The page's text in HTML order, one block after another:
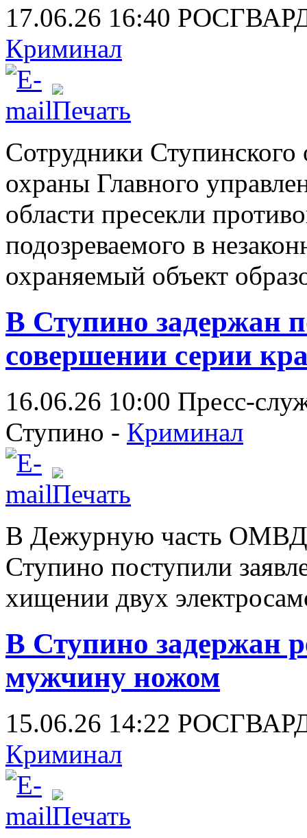
17.06.26 16:40
Криминал
Сотрудники Ступинского
охраны Главного
области пресекли
подозреваемого в
охраняемый объект
В Ступино задержан
совершении серии
16.06.26 10:00 Пресс-
Ступино - Криминал
В Дежурную часть ОМВД
Ступино поступили
хищении двух
В Ступино задержан
мужчину ножом
15.06.26 14:22
Криминал